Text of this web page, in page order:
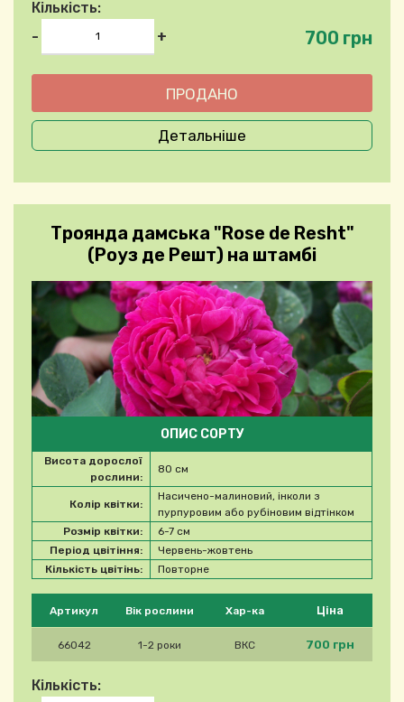
Кількість:
-
+ 700 грн
Детальніше
Троянда дамська "Rose de Resht"
(Роуз де Решт) на штамбі
Будь ласка, виберіть продукт
Артикул Вік рослини Хар-ка Ціна
66042 1-2 роки ВКС 700 грн
Кількість:
ОПИС СОРТУ
Висота дорослої
рослини:
80 см
Колір квітки:
Насичено-малиновий, інколи з
пурпуровим або рубіновим відтінком
Розмір квітки:
6-7 см
Період цвітіння:
Червень-жовтень
Кількість цвітінь:
Повторне